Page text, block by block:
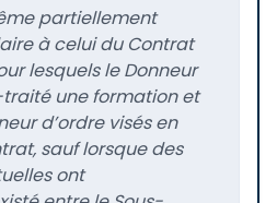
partiellement
à celui du Contrat
lesquels le Donneur
traité une formation et
d’ordre visés en
sauf lorsque des
ont